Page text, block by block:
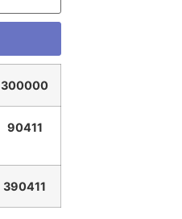
300000
90411
390411